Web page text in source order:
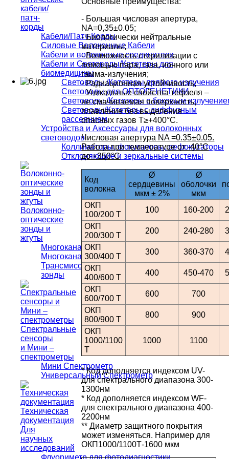
- Большая числовая апертура,
NA=0,35±0.05;
- Биологически нейтральные
материалы;
- Возможность стерилизации с
помощью пара, газа, ионного или
гамма-излучения;
- Радиационная устойчивость;
- Уникальные свойства тефзеля –
не смачиваемая поверхность,
плавление без выделения
опасных газов Т≥+400°С.
Числовая апертура NA =0.35±0.05.
Работа при температуре от -40°С
до +350°С
Код
волокна
Ø
сердцевины
мкм ± 2%
Ø
оболочки
мкм
ОКП
100/200 T
100 160-200
ОКП
200/300 T
200 240-280
ОКП
300/400 T
300 360-370
ОКП
400/600 T
400 450-470
ОКП
600/700 T
600
700
ОКП
800/900 T
800
900
ОКП
1000/1100
T
1000 1100
* Код дополняется индексом UV-
для спектрального диапазона 300-
1300нм
* Код дополняется индексом WF-
для спектрального диапазона 400-
2200нм
** Диаметр защитного покрытия
может изменяться. Например для
ОКП1000/1100Т-1600 мкм
кабели/
патч-
корды
Кабели/Патч-Корды
Силовые Волоконные Кабели
Кабели и волоконные соединители
Кабели и Световоды/Катетеры для
биомедицины
Световоды /Катетеры прямого излучения
Световоды для ОПТОГЕНЕТИКИ
Световоды /Катетеры с боковым
Световоды/Катетеры с диффузным
рассеянием
Устройства и Аксессуары для волоконных
световодов
Коллиматоры, фокусаторы, рефокусаторы
Отклоняющие и зеркальные системы
Волоконно-
оптические
зонды и
жгуты
Многоканальные Волоконные Жгуты (МВОЖ)
Многоканальные Спектральные Зонды
Трансмиссионные и Транс Рефлексные
зонды
Спектральные
сенсоры
и Мини –
спектрометры
Мини Спектрометр
Универсальный Спектрометр
Техническая
документация
Для
научных
исследований
Флуориметр для фотодиагностики